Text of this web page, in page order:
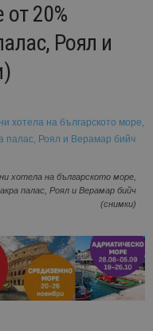
20%
Роял и
хотела на българското море,
палас, Роял и Верамар бийч
(снимки)